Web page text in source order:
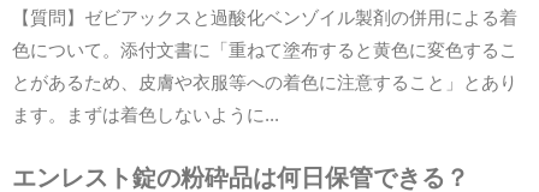
【質問】ゼビアックスと過酸化ベンゾイル製剤の併用による着
色について。添付文書に「重ねて塗布すると黄色に変色するこ
とがあるため、皮膚や衣服等への着色に注意すること」とあり
ます。まずは着色しないように...
エンレスト錠の粉砕品は何日保管できる？